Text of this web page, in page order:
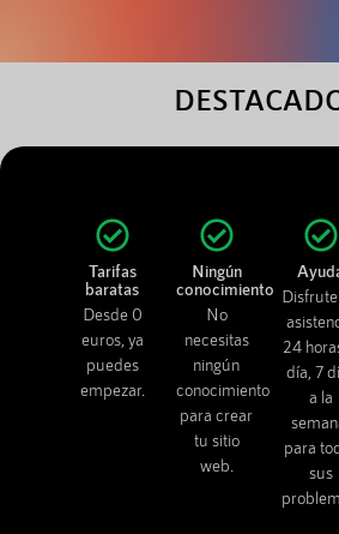
Tarifas
baratas
Desde 0
euros, ya
puedes
empezar.
Ningún
conocimiento
No
necesitas
ningún
conocimiento
para crear
tu sitio
web.
24
día, 7
a la
para
sus